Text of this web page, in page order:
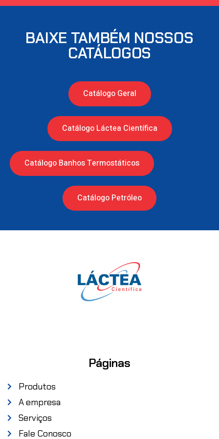
BAIXE TAMBÉM NOSSOS
CATÁLOGOS
Catálogo Geral
Catálogo Láctea Científica
Catálogo Banhos Termostáticos
Catálogo Petróleo
Páginas
Produtos
A empresa
Serviços
Fale Conosco